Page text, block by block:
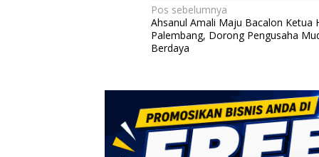
N
a
v
g
a
s
Pos sebelumnya
Ahsanul Amali Maju Bacalon Ketua
Palembang, Dorong Pengusaha
Berdaya